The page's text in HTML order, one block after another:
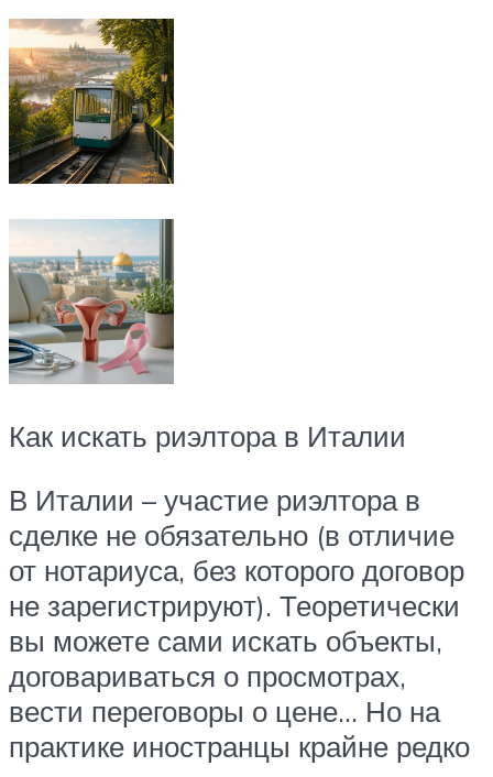
Как искать риэлтора в Италии
В Италии – участие риэлтора в
сделке не обязательно (в отличие
от нотариуса, без которого договор
не зарегистрируют). Теоретически
вы можете сами искать объекты,
договариваться о просмотрах,
вести переговоры о цене… Но на
практике иностранцы крайне редко